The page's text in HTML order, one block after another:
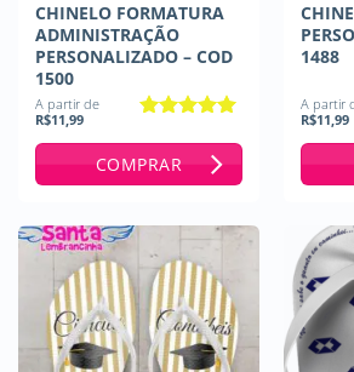
CHINELO FORMATURA
ADMINISTRAÇÃO
PERSONALIZADO – COD
1500
A partir de
R$11,99
COMPRAR
1488
A partir
R$11,99